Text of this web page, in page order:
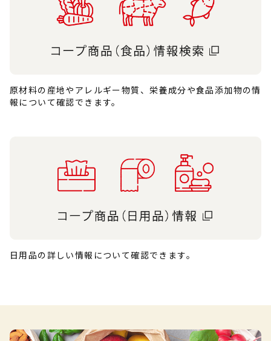
原材料の産地やアレルギー物質、栄養成分や食品添加物の情
報について確認できます。
日用品の詳しい情報について確認できます。